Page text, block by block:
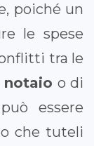
poiché un
le spese
tra le
notaio o di
essere
che tuteli